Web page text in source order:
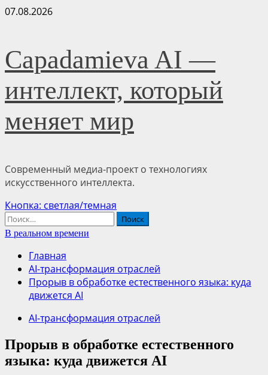
Перейти
07.08.2026
Capadamieva AI —
интеллект, который
меняет мир
Современный медиа-проект о технологиях
искусственного интеллекта.
Основное
меню
Кнопка: светлая/темная
Найти:
В реальном времени
Главная
AI-трансформация отраслей
Прорыв в обработке естественного языка: куда
движется AI
AI-трансформация отраслей
Прорыв в обработке естественного
языка: куда движется AI